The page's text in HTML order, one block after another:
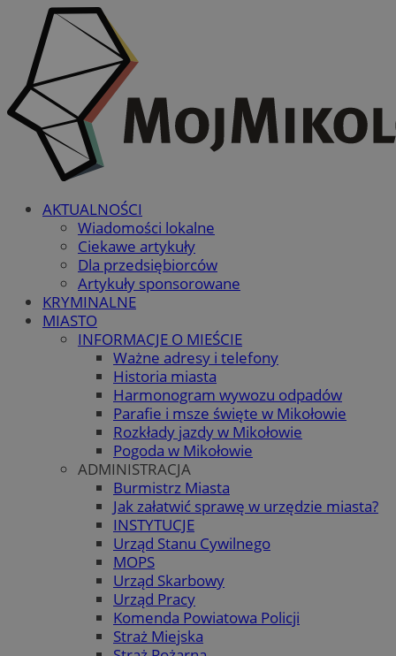
AKTUALNOŚCI
Wiadomości lokalne
Ciekawe artykuły
Dla przedsiębiorców
Artykuły sponsorowane
KRYMINALNE
MIASTO
INFORMACJE O MIEŚCIE
Ważne adresy i telefony
Historia miasta
Harmonogram wywozu odpadów
Parafie i msze święte w Mikołowie
Rozkłady jazdy w Mikołowie
Pogoda w Mikołowie
ADMINISTRACJA
Burmistrz Miasta
Jak załatwić sprawę w urzędzie miasta?
INSTYTUCJE
Urząd Stanu Cywilnego
MOPS
Urząd Skarbowy
Urząd Pracy
Komenda Powiatowa Policji
Straż Miejska